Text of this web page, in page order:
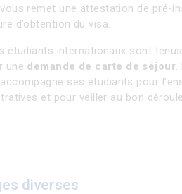
remet une attestation de pré-
d’obtention du visa.
étudiants internationaux sont
une demande de carte de séjour.
ses étudiants pour
et pour veiller au bon
diverses